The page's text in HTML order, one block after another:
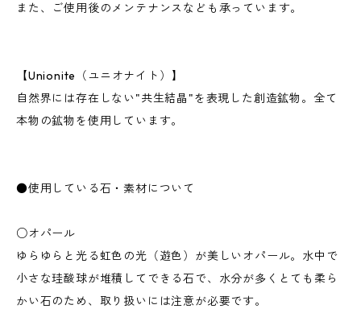
また、ご使用後のメンテナンスなども承っています。
【Unionite（ユニオナイト）】
自然界には存在しない"共生結晶"を表現した創造鉱物。全て
本物の鉱物を使用しています。
●使用している石・素材について
○オパール
ゆらゆらと光る虹色の光（遊色）が美しいオパール。水中で
小さな珪酸球が堆積してできる石で、水分が多くとても柔ら
かい石のため、取り扱いには注意が必要です。